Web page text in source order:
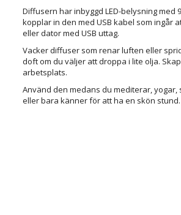
Diffusern har inbyggd LED-belysning med
kopplar in den med USB kabel som ingår
eller dator med USB uttag.
Vacker diffuser som renar luften eller
doft om du väljer att droppa i lite olja.
arbetsplats.
Använd den medans du mediterar,
eller bara känner för att ha en skön stund.